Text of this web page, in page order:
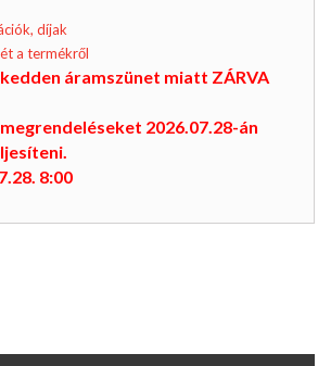
díjak
a termékről
áramszünet miatt ZÁRVA
2026.07.28-án
8:00